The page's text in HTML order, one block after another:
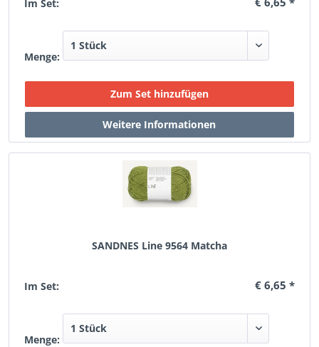
Im Set:
Menge:
SANDNES Line 9564 Matcha
Im Set: € 6,65 *
Menge: